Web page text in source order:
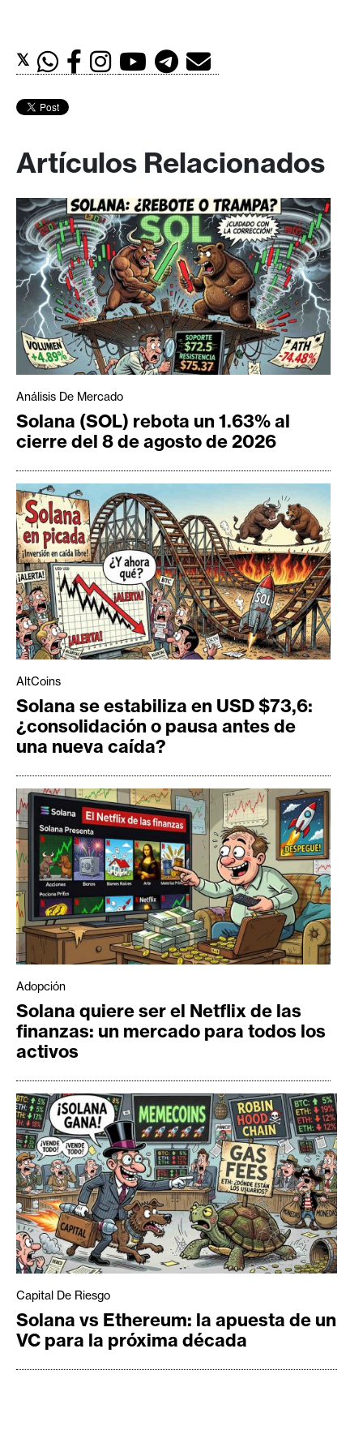
𝕏
Artículos Relacionados
Análisis De Mercado
Solana (SOL) rebota un 1.63% al
cierre del 8 de agosto de 2026
AltCoins
Solana se estabiliza en USD $73,6:
¿consolidación o pausa antes de
una nueva caída?
Adopción
Solana quiere ser el Netflix de las
finanzas: un mercado para todos los
activos
Capital De Riesgo
Solana vs Ethereum: la apuesta de un
VC para la próxima década